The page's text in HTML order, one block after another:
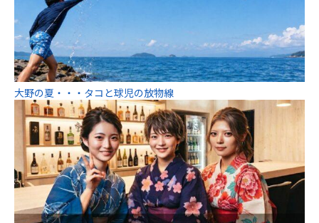
大野の夏・・・タコと球児の放物線